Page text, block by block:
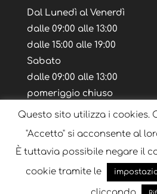
Dal Lunedì al Venerdì
dalle 09:00 alle 13:00
dalle 15:00 alle 19:00
Sabato
dalle 09:00 alle 13:00
pomeriggio chiuso
Blog Tutorial
Questo sito utilizza i cookies.
"Accetto" si acconsente al
È tuttavia possibile negare il
cookie tramite le